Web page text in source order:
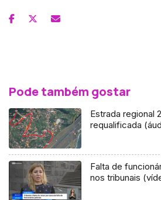
Pode também gostar
Estrada regional
requalificada
Falta de
nos tribunais